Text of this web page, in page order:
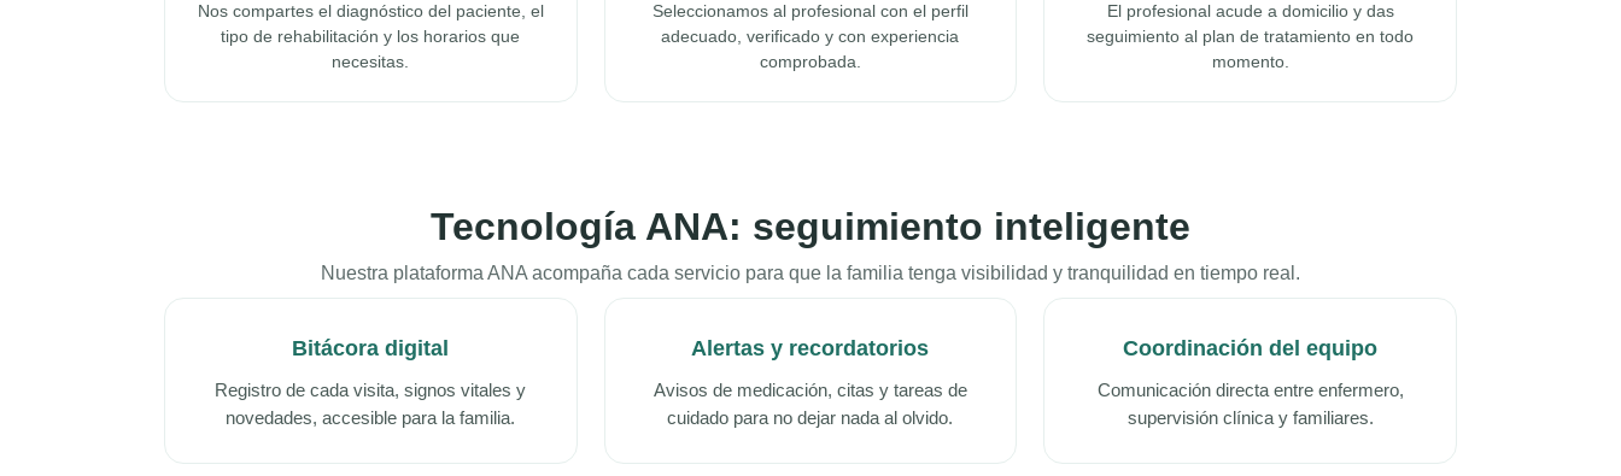
Nos compartes el diagnóstico del paciente, el
tipo de rehabilitación y los horarios que
necesitas.
Seleccionamos al profesional con el perfil
adecuado, verificado y con experiencia
comprobada.
El profesional acude a domicilio y das
seguimiento al plan de tratamiento en todo
momento.
Tecnología ANA: seguimiento inteligente
Nuestra plataforma ANA acompaña cada servicio para que la familia tenga visibilidad y tranquilidad en tiempo real.
Bitácora digital
Registro de cada visita, signos vitales y
novedades, accesible para la familia.
Alertas y recordatorios
Avisos de medicación, citas y tareas de
cuidado para no dejar nada al olvido.
Coordinación del equipo
Comunicación directa entre enfermero,
supervisión clínica y familiares.